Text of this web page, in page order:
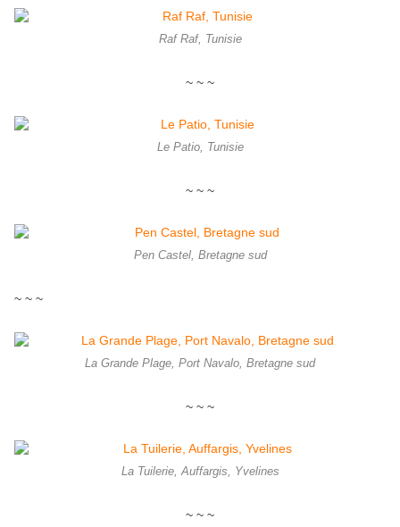
Raf Raf, Tunisie
~ ~ ~
Le Patio, Tunisie
~ ~ ~
Pen Castel, Bretagne sud
~ ~ ~
La Grande Plage, Port Navalo, Bretagne sud
~ ~ ~
La Tuilerie, Auffargis, Yvelines
~ ~ ~